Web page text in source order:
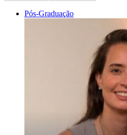
Pós-Graduação